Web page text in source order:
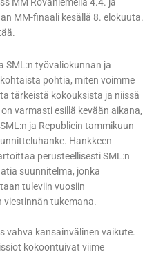
MM Rovaniemellä 4.4. ja
MM-finaali kesällä 8. elokuuta.
SML:n työvaliokunnan ja
pohtia, miten voimme
tärkeistä kokouksista ja niissä
varmasti esillä kevään aikana,
ja Republicin tammikuun
Hankkeen
perusteellisesti SML:n
suunnitelma, jonka
tuleviin vuosiin
viestinnän tukemana.
vahva kansainvälinen vaikute.
kokoontuivat viime